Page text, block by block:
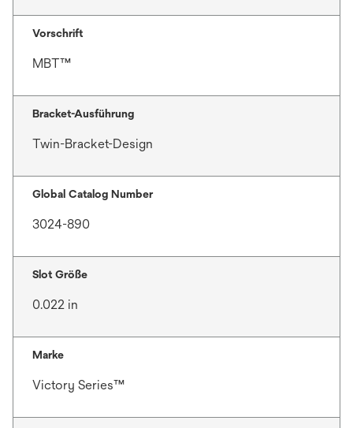
Vorschrift
MBT™
Bracket-Ausführung
Twin-Bracket-Design
Global Catalog Number
3024-890
Slot Größe
0.022 in
Marke
Victory Series™